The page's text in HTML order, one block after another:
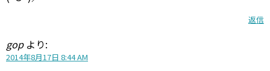
返信
gop より:
2014年8月17日 8:44 AM